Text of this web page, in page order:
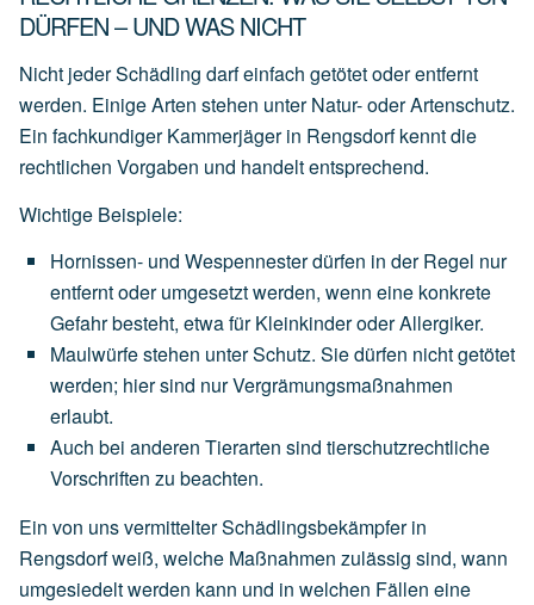
DÜRFEN – UND WAS NICHT
Nicht jeder Schädling darf einfach getötet oder entfernt
werden. Einige Arten stehen unter Natur- oder Artenschutz.
Ein fachkundiger Kammerjäger in Rengsdorf kennt die
rechtlichen Vorgaben und handelt entsprechend.
Wichtige Beispiele:
Hornissen- und Wespennesterdürfen in der Regel nur
entferntoder umgesetztwerden, wenn eine konkrete
Gefahrbesteht, etwafür KleinkinderoderAllergiker.
Maulwürfestehen unterSchutz. Siedürfen nichtgetötet
werden; hiersind nurVergrämungsmaßnahmen
erlaubt.
Auch bei anderen Tierarten sind tierschutzrechtliche
Vorschriften zu beachten.
Ein von uns vermittelter Schädlingsbekämpfer in
Rengsdorf weiß, welche Maßnahmen zulässig sind, wann
umgesiedelt werden kann und in welchen Fällen eine